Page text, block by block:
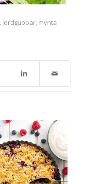
jordgubbar, mynta